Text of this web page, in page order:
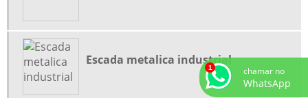
GALPÃO COBERTURA METÁLICA
GALPÃO ESTRUTURA METÁLICA
GALPÃO ESTRUTURA METALICA PREÇO
Escada metalica industrial
chamar no
WhatsApp